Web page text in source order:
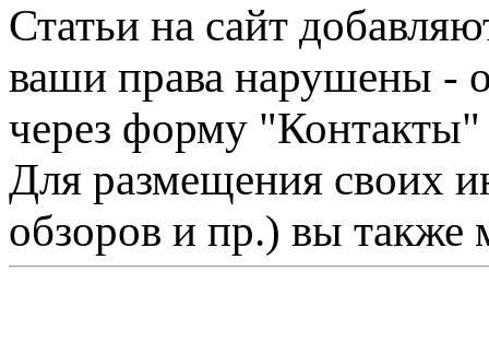
Статьи на сайт
ваши права нарушены -
через форму "Контакты"
Для размещения своих
обзоров и пр.) вы также